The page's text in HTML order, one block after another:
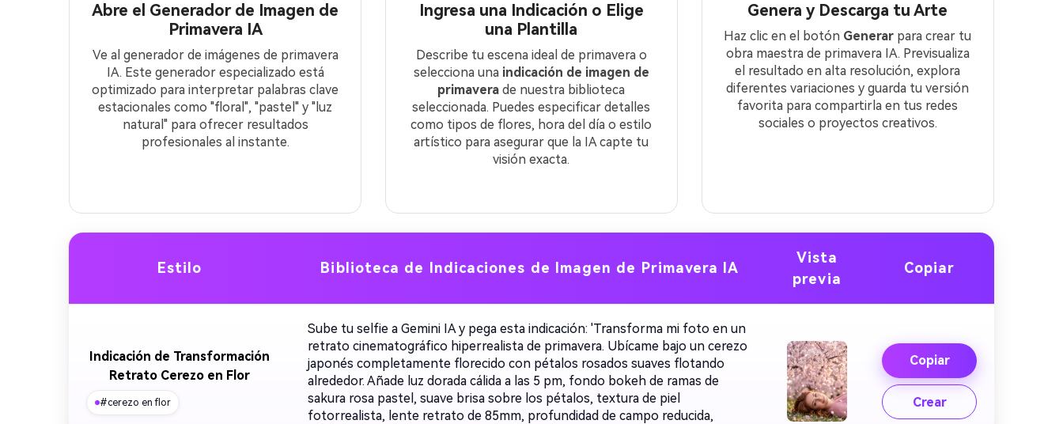
Abre el Generador de Imagen de
Primavera IA
Ve al generador de imágenes de primavera
IA. Este generador especializado está
optimizado para interpretar palabras clave
estacionales como "floral", "pastel" y "luz
natural" para ofrecer resultados
profesionales al instante.
Ingresa una Indicación o Elige
una Plantilla
Describe tu escena ideal de primavera o
selecciona una indicación de imagen de
primavera de nuestra biblioteca
seleccionada. Puedes especificar detalles
como tipos de flores, hora del día o estilo
artístico para asegurar que la IA capte tu
visión exacta.
Genera y Descarga tu Arte
Haz clic en el botón Generar para crear tu
obra maestra de primavera IA. Previsualiza
el resultado en alta resolución, explora
diferentes variaciones y guarda tu versión
favorita para compartirla en tus redes
sociales o proyectos creativos.
Estilo Biblioteca de Indicaciones de Imagen de Primavera IA
Vista
previa
Copiar
Indicación de Transformación
Retrato Cerezo en Flor
#cerezo en flor
Sube tu selfie a Gemini IA y pega esta indicación: 'Transforma mi foto en un
retrato cinematográfico hiperrealista de primavera. Ubícame bajo un cerezo
japonés completamente florecido con pétalos rosados suaves flotando
alrededor. Añade luz dorada cálida a las 5 pm, fondo bokeh de ramas de
sakura rosa pastel, suave brisa sobre los pétalos, textura de piel
fotorrealista, lente retrato de 85mm, profundidad de campo reducida,
Copiar
Crear